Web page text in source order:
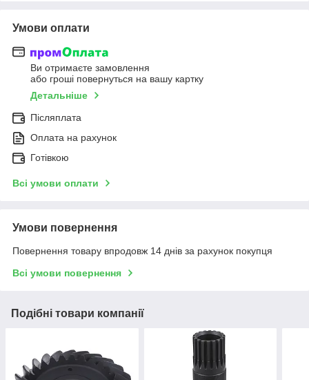
Умови оплати
Ви отримаєте замовлення
або гроші повернуться на вашу картку
Детальніше
Післяплата
Оплата на рахунок
Готівкою
Всі умови оплати
Умови повернення
Повернення товару впродовж 14 днів за рахунок покупця
Всі умови повернення
Подібні товари компанії